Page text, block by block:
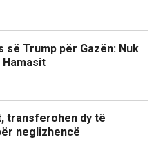
së Trump për Gazën: Nuk
transferohen dy të
neglizhencë